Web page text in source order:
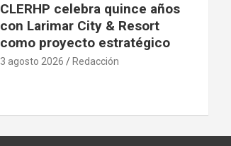
CLERHP celebra quince años
con Larimar City & Resort
como proyecto estratégico
3 agosto 2026 Redacción